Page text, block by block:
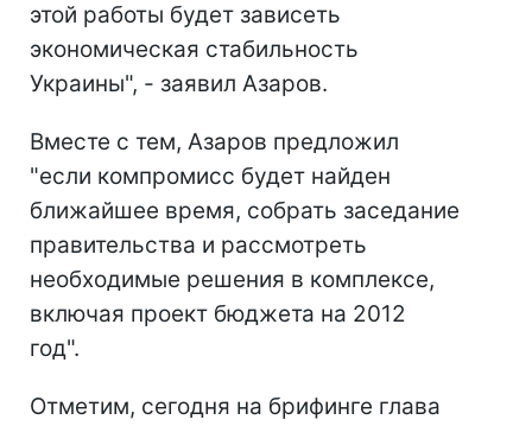
этой работы будет зависеть
экономическая стабильность
Украины", - заявил Азаров.
Вместе с тем, Азаров предложил
"если компромисс будет найден
ближайшее время, собрать заседание
правительства и рассмотреть
необходимые решения в комплексе,
включая проект бюджета на 2012
год".
Отметим, сегодня на брифинге глава